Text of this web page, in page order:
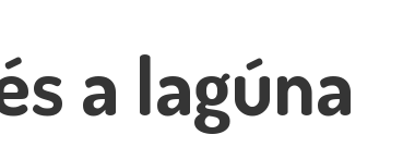
a lagúna